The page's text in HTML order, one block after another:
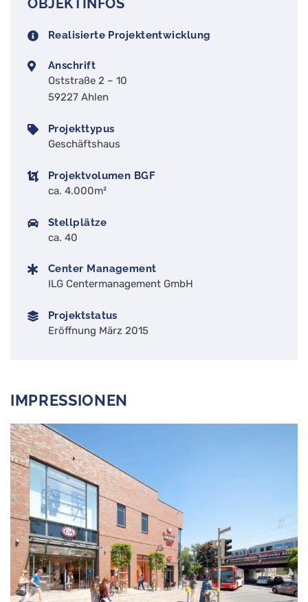
Realisierte Projektentwicklung
Anschrift
Oststraße 2 – 10
59227 Ahlen
Projekttypus
Geschäftshaus
Projektvolumen BGF
ca. 4.000m²
Stellplätze
ca. 40
Center Management
ILG Centermanagement GmbH
Projektstatus
Eröffnung März 2015
IMPRESSIONEN